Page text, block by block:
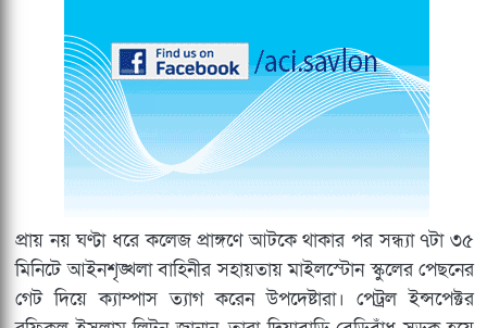
প্রায় নয় ঘণ্টা ধরে কলেজ প্রাঙ্গণে আটকে থাকার পর সন্ধ্যা ৭টা ৩৫
মিনিটে আইনশৃঙ্খলা বাহিনীর সহায়তায় মাইলস্টোন স্কুলের পেছনের
গেট দিয়ে ক্যাম্পাস ত্যাগ করেন উপদেষ্টারা। পেট্রল ইন্সপেক্টর